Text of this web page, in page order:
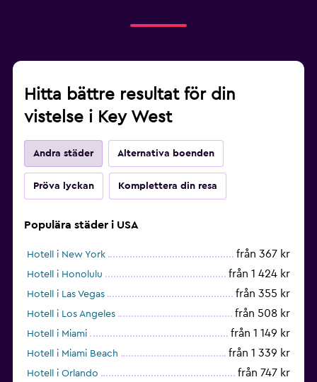
Hitta bättre resultat för din
vistelse i Key West
Andra städer Alternativa boenden
Pröva lyckan Komplettera din resa
Populära städer i USA
Hotell i New York från 367 kr
Hotell i Honolulu från 1 424 kr
Hotell i Las Vegas från 355 kr
Hotell i Los Angeles från 508 kr
Hotell i Miami från 1 149 kr
Hotell i Miami Beach från 1 339 kr
Hotell i Orlando från 747 kr